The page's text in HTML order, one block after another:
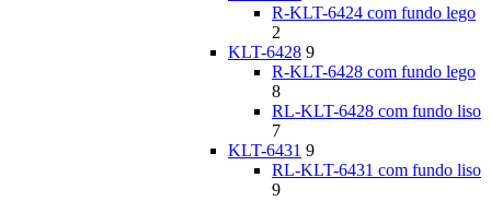
R-KLT-6424 com fundo lego
2
KLT-6428 9
R-KLT-6428 com fundo lego
8
RL-KLT-6428 com fundo liso
7
KLT-6431 9
RL-KLT-6431 com fundo liso
9